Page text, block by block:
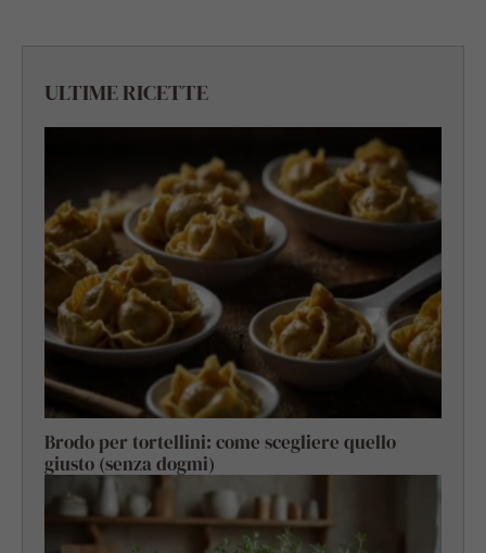
ULTIME RICETTE
Brodo per tortellini: come scegliere quello
giusto (senza dogmi)